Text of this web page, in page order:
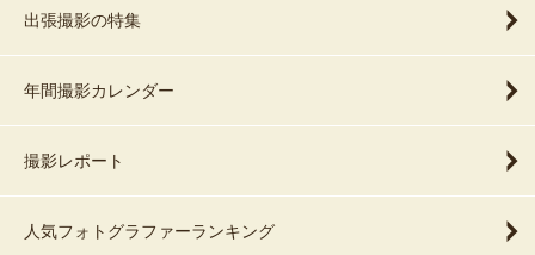
出張撮影の特集
年間撮影カレンダー
撮影レポート
人気フォトグラファーランキング